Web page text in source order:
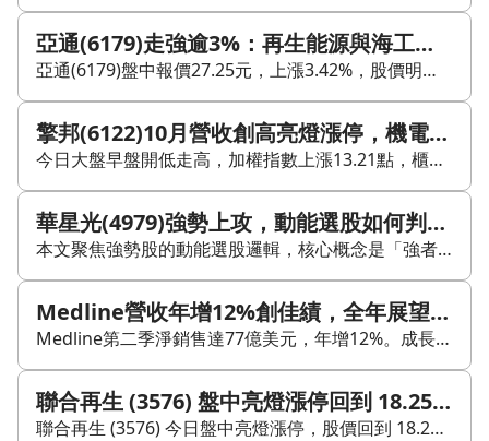
亞通(6179)走強逾3%：再生能源與海工題材延續，25元支撐能否站穩？
亞通(6179)盤中報價27.25元，上漲3.42%，股價明顯轉強。市場買盤聚焦在再生能源工程與海洋工程雙軸成長題材，包含菲律賓大型能源專案、CFB電廠工程案，以及佈纜船OCEANUS 1投入營運後的接案想像。加上近期月營收連續高成長，讓基本面成長預期重新回到盤面。 技術面來看，亞通近期股價多在中短期均線附近震盪，先前自27～28元回落至22～24元後，近日在25元上下出現初步止穩跡象，短線有築底後再挑戰前高的味道。不過週KD先前出現死亡交叉，中期結構仍待修復，後續反彈能否延續，關鍵在量能與能否站穩25元以上整理區間。 籌碼面部分，近日外資與三大法人買賣交錯，前一交易日外資轉為賣超，主力籌碼也有短線調節，但近五日主力買賣超仍保有一定比重，顯示短線資金仍在場。後續可觀察三件事：25元是否成為明確支撐、法人是否由賣轉買，以及主力是否持續回補。 公司業務上，亞通主要從事能源工程，近年以再生能源工程與海洋工程雙軸布局，深耕菲律賓與東南亞市場，承攬多項大型電廠與工程案，並透過OCEANUS 1切入海纜鋪設與海洋工程支援。整體而言，今日股價上漲反映中長期訂單與營收成長想像，但本益比偏高、先前融資與高週轉率造成的籌碼壓力仍在，短線追價風險仍需留意。
擎邦(6122)10月營收創高亮燈漲停，機電工程與再生能源題材受關注
今日大盤早盤開低走高，加權指數上漲13.21點，櫃買指數小跌0.13點。權值股漲跌互見，群光(2385)、AES-KY(6781)、億豐(8464)、緯創(3231)、聯詠(3034)走強，台積電(2330)則小跌。 盤面類股以OTC生技醫療、電腦及週邊設備、其他電子表現較佳。OTC生技醫療中，聯合(4129)亮燈漲停，基亞(3176)、達爾膚(6523)同步走高；電腦及週邊設備方面，麗臺(2465)亮燈漲停，達方(8163)、全友(2305)上漲；其他電子部分，科風(3043)、興能高(6558)、迅得(6438)也有不錯表現。 焦點股擎邦(6122)公布10月合併營收7.08億元，月增65.6%、年增210.9%，營收年月雙增並創下歷史新高，帶動今日開盤急奔漲停鎖死。公司深耕機電工程逾40年，結合營造、機電與系統整合，提供一條龍解決方案，在中大型EPC工程及公共工程領域具備一定地位。近年也受惠風電基礎建設需求，並切入再生能源、智慧工廠，以及晶圓廠機電系統整合、資源再生爐EPC工程等案型，後續營運動能值得持續觀察。
華星光(4979)強勢上攻，動能選股如何判斷風險與延續性？
本文聚焦強勢股的動能選股邏輯，核心概念是「強者恆強、弱者恆弱」，透過趨勢延續的方式尋找短線走勢轉強的標的。 文中提到，CMoney以近一年半數據回測開發《實戰動能飆股》，用於每日篩選強勢股，強調必須依照紀律與操作規則執行，並指出這類策略雖有機會追求較高報酬，但同時伴隨明顯波動與回檔風險。 本週案例為華星光(4979)。公司主要從事光通訊主動元件供應，受惠於全球光通訊規格升級與市場需求增加，文中並提到其主要客戶邁威爾(Marvell)正導入800G光收發模組，應用集中於資料中心，帶動產品單價與營收成長想像。 財報方面，華星光公布24Q3營收9.46億元，季增18.02%，年增約7.47%；毛利率18.33%；稅後淨利1.38億元，EPS為0.98元。累計24Q3營收24.03億元，年增；稅後淨利3.81億元，年增32.81%，累計EPS為2.71元。 股價表現上，文中指出華星光自141元起漲後一路攻至210元，漲幅約48.9%，並逼近歷史新高。背後可觀察到投信連續買進、外資開始連續買超，以及大戶持股比上升等籌碼變化。不過，文章也提醒技術指標已進入高檔超買區，短線可能面臨回檔風險，重點仍在風險控管與紀律執行。 整體來看，本文傳達的是：強勢股雖具趨勢延續性，但能否把握動能，仍取決於基本面、籌碼與風險控管是否同步成立。
Medline營收年增12%創佳績，全年展望上調為何仍下修EBITDA？
Medline第二季淨銷售達77億美元，年增12%。成長主要來自供應鏈解決方案與美國急性護理部門，分別年增16%與15%。公司同時將全年有機銷售成長預期上調至9%至10%，顯示需求動能仍在。 不過，Medline也因成本上升、品質改善投入、零售疲弱，以及加州Tracy火災相關損失與後續費用，將全年調整後EBITDA指引由35億至36億美元下修至33億至34億美元。管理層提到，品牌銷售年增7%，供應鏈解決方案仍是核心策略，並已帶動超過6.5億美元的新客戶簽約。 整體來看，Medline的營收成長與展望上修，反映業務擴張仍具韌性；但獲利預期下修也顯示，外部變數與內部營運壓力仍會影響後續表現。
聯合再生 (3576) 盤中亮燈漲停回到 18.25 元，綠能題材與籌碼變化如何交織？
聯合再生 (3576) 今日盤中亮燈漲停，股價回到 18.25 元，漲幅 9.94%。這一根長紅，反映短線資金回流，也讓市場對太陽能與綠電的長線想像再度升溫。 公司身為臺灣太陽能電池模組龍頭，受再生能源政策、企業綠電採購，以及綠能與儲能題材支撐。今天的強勢表態，屬於題材與資金同時發酵的結果。後續要看漲停能否守住，以及量能能否延續，因為這類位置常伴隨獲利了結賣壓。 技術面上，聯合再生近日多在 16 元上下震盪，月線與季線約在 17 元附近，形成明確壓力區。今天直接站上 18 元之上，短線有突破壓力帶的味道，但是否能轉為支撐，仍要觀察後續幾天能否穩在月線與季線之上。 籌碼面也值得留意。三大法人近期由前段大幅買超，轉為近幾日賣超調節；主力籌碼近 20 日仍偏多，但近 5 日出現回吐，顯示中短線資金尚未形成一致方向，籌碼結構正在重新洗牌。 從產業位置看，聯合再生的業務涵蓋太陽能電池與系統、發電模組與晶圓，以及相關進出口貿易。全球減碳、綠電採購與國內再生能源裝置量提升，仍為公司保留中長線題材空間。 不過基本面訊號較分歧。公司近期月營收波動大，5 月明顯跳升，6 月又回落，顯示接單與產業節奏仍在調整。加上評價偏高，市場已先反映部分成長預期，後續仍要觀察營收是否能延續，以及國內外案場、儲能布局能否落地。 整體來看，聯合再生今天的漲停代表資金態度轉強，但是否能從題材反彈走向更穩定的趨勢，仍取決於量能、法人買賣超與營收表現是否接上。